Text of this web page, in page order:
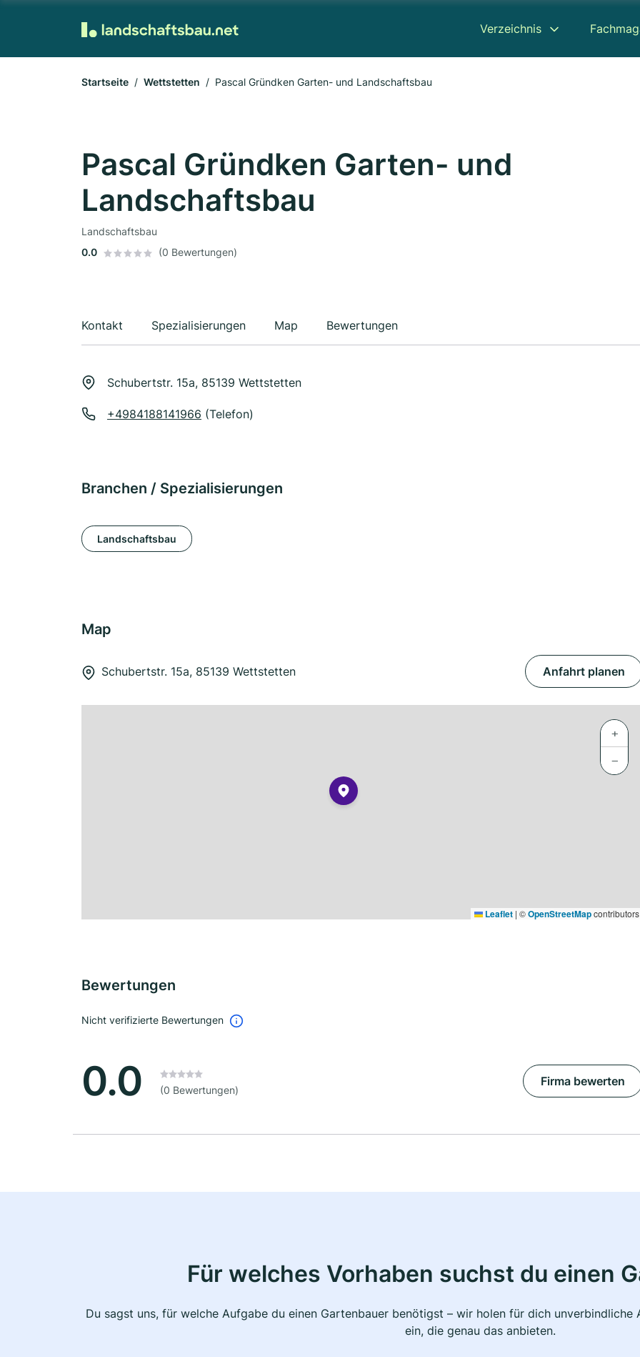
Verzeichnis
Startseite Wettstetten Pascal Gründken Garten- und Landschaftsbau
Pascal Gründken Garten- und
Landschaftsbau
Landschaftsbau
0.0
(0 Bewertungen)
Kontakt Spezialisierungen Map Bewertungen
Schubertstr. 15a, 85139 Wettstetten
+4984188141966 (Telefon)
Branchen / Spezialisierungen
Landschaftsbau
Map
Schubertstr. 15a, 85139 Wettstetten Anfahrt planen
+
−
Leaflet | ©OpenStreetMapcontributors
Bewertungen
Nicht verifizierte Bewertungen
0.0 (0 Bewertungen)
Firma bewerten
Für welches Vorhaben suchst du einen
Du sagst uns, für welche Aufgabe du einen Gartenbauer benötigst – wir holen für dich
ein, die genau das anbieten.